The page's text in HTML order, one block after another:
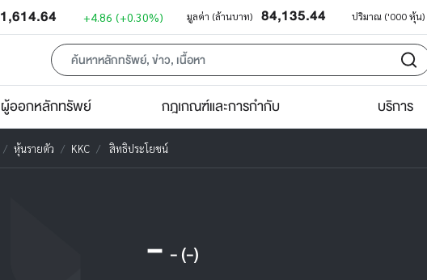
1,614.64 +4.86 (+0.30%) มูลค่า (ล้านบาท) 84,135.44 ปริมาณ ('000 หุ้น)
ผู้ออกหลักทรัพย์ กฎเกณฑ์และการกำกับ บริการ
หุ้นรายตัว KKC สิทธิประโยชน์
- -(-)